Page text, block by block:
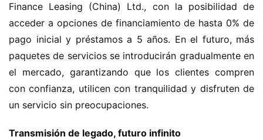
Finance Leasing (China) Ltd., con la posibilidad de
acceder a opciones de financiamiento de hasta 0% de
pago inicial y préstamos a 5 años. En el futuro, más
paquetes de servicios se introducirán gradualmente en
el mercado, garantizando que los clientes compren
con confianza, utilicen con tranquilidad y disfruten de
un servicio sin preocupaciones.
Transmisión de legado, futuro infinito